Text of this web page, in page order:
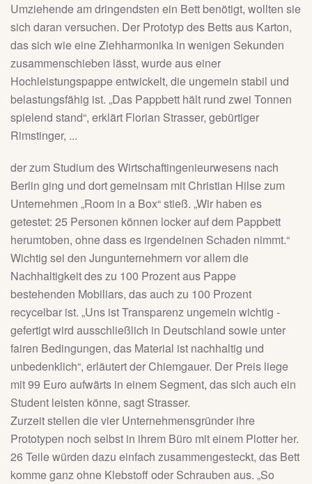
Umziehende am dringendsten ein Bett benötigt, wollten sie
sich daran versuchen. Der Prototyp des Betts aus Karton,
das sich wie eine Ziehharmonika in wenigen Sekunden
zusammenschieben lässt, wurde aus einer
Hochleistungspappe entwickelt, die ungemein stabil und
belastungsfähig ist. „Das Pappbett hält rund zwei Tonnen
spielend stand“, erklärt Florian Strasser, gebürtiger
Rimstinger, ...
der zum Studium des Wirtschaftingenieurwesens nach
Berlin ging und dort gemeinsam mit Christian Hilse zum
Unternehmen „Room in a Box“ stieß. „Wir haben es
getestet: 25 Personen können locker auf dem Pappbett
herumtoben, ohne dass es irgendeinen Schaden nimmt.“
Wichtig sei den Jungunternehmern vor allem die
Nachhaltigkeit des zu 100 Prozent aus Pappe
bestehenden Mobiliars, das auch zu 100 Prozent
recycelbar ist. „Uns ist Transparenz ungemein wichtig -
gefertigt wird ausschließlich in Deutschland sowie unter
fairen Bedingungen, das Material ist nachhaltig und
unbedenklich“, erläutert der Chiemgauer. Der Preis liege
mit 99 Euro aufwärts in einem Segment, das sich auch ein
Student leisten könne, sagt Strasser.
Zurzeit stellen die vier Unternehmensgründer ihre
Prototypen noch selbst in ihrem Büro mit einem Plotter her.
26 Teile würden dazu einfach zusammengesteckt, das Bett
komme ganz ohne Klebstoff oder Schrauben aus. „So